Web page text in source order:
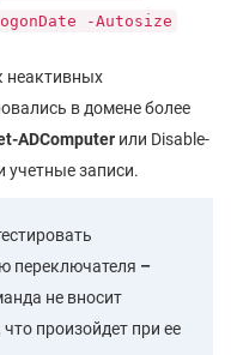
-Autosize
неактивных
в домене более
ADComputer или Disable-
учетные записи.
переключателя –
не вносит
произойдет при ее